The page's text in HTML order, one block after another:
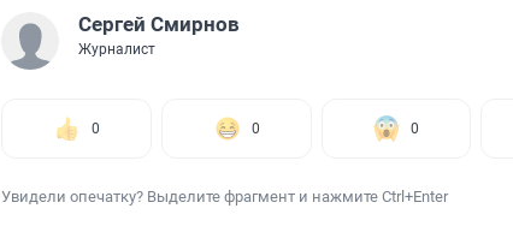
Сергей Смирнов
Журналист
0 0 0
Увидели опечатку? Выделите фрагмент и нажмите Ctrl+Enter